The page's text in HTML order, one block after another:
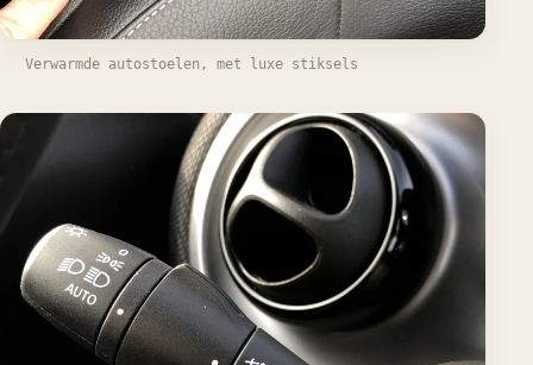
Verwarmde autostoelen, met luxe stiksels